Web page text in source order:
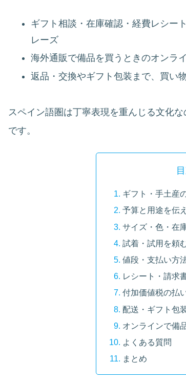
ギフト相談・在庫確認・経費レシー
レーズ
海外通販で備品を買うときのオンラ
返品・交換やギフト包装まで、買い
スペイン語圏は丁寧表現を重んじる文化
です。
ギフト・手土産
予算と用途を伝
サイズ・色・在
試着・試用を頼
値段・支払い方
レシート・請求
付加価値税の払
配送・ギフト包
オンラインで備
よくある質問
まとめ